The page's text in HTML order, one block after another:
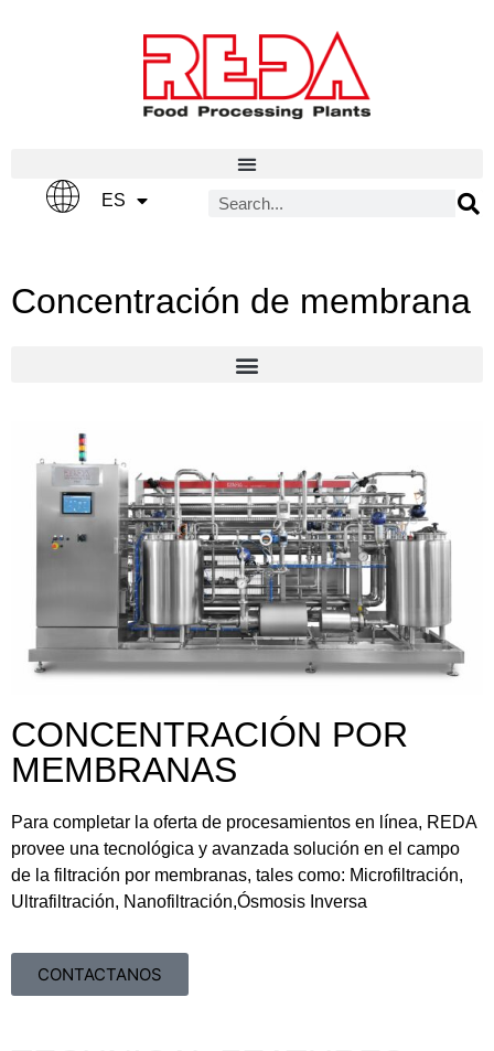
ES
EN
Concentración de membrana
CONCENTRACIÓN POR
MEMBRANAS
Para completar la oferta de procesamientos en línea, REDA
provee una tecnológica y avanzada solución en el campo
de la filtración por membranas, tales como: Microfiltración,
Ultrafiltración, Nanofiltración,Ósmosis Inversa
CONTACTANOS